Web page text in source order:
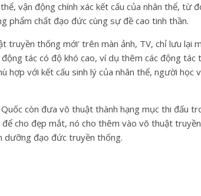
vận động chính xác kết cấu của nhân thể, từ
phẩm chất đạo đức cùng sự đề cao tinh thần.
truyền thống mới’ trên màn ảnh, TV, chỉ lưu
tác có độ khó cao, ví dụ thêm các động tác
hợp với kết cấu sinh lý của nhân thể, người
còn đưa võ thuật thành hạng mục thi đấu
để cho đẹp mắt, nó cho thêm vào võ thuật
dưỡng đạo đức truyền thống.